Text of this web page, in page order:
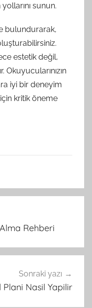
sunun.
bulundurarak,
estetik değil,
Okuyucularınızın
iyi bir deneyim
kritik öneme
Rehberi
Sonraki yazı
Nasil Yapilir